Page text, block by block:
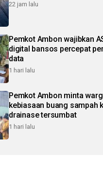
22 jam lalu
Pemkot Ambon wajibkan
digital bansos percepat
data
1 hari lalu
Pemkot Ambon minta
kebiasaan buang sampah
drainase tersumbat
1 hari lalu